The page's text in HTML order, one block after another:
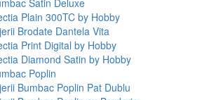
Satin Deluxe
Plain 300TC by Hobby
Brodate Dantela Vita
Print Digital by Hobby
Diamond Satin by Hobby
Poplin
Bumbac Poplin Pat Dublu